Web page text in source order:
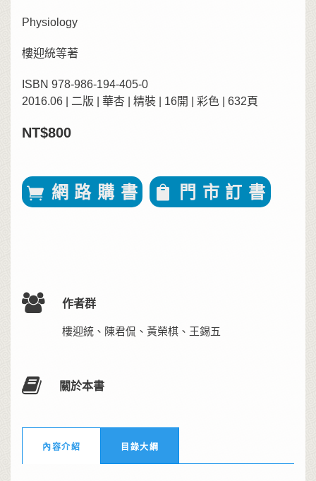
Physiology
樓迎統等著
ISBN 978-986-194-405-0
2016.06 | 二版 | 華杏 | 精裝 | 16開 | 彩色 | 632頁
NT$800
網 路 購 書 門 市 訂 書
作者群
樓迎統、陳君侃、黃榮棋、王錫五
關於本書
內容介紹 目錄大綱